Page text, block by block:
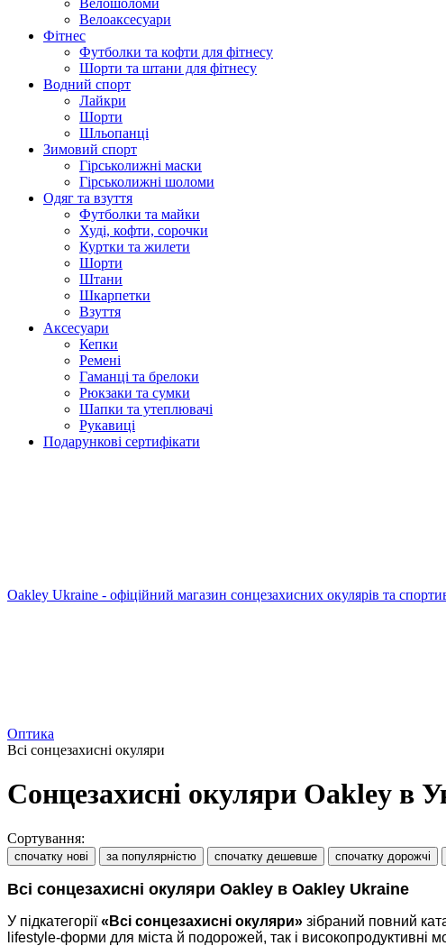
Велошоломи
Велоаксесуари
Фітнес
Футболки та кофти для фітнесу
Шорти та штани для фітнесу
Водний спорт
Лайкри
Шорти
Шльопанці
Зимовий спорт
Гірськолижні маски
Гірськолижні шоломи
Одяг та взуття
Футболки та майки
Худі, кофти, сорочки
Куртки та жилети
Шорти
Штани
Шкарпетки
Взуття
Аксесуари
Кепки
Ремені
Гаманці та брелоки
Рюкзаки та сумки
Шапки та утеплювачі
Рукавиці
Подарункові сертифікати
Oakley Ukraine - офіційний магазин сонцезахисних окулярів та
Оптика
Всі сонцезахисні окуляри
Сонцезахисні окуляри Oakley в
Сортування:
спочатку нові за популярністю спочатку дешевше спочатку дорожчі
Всі сонцезахисні окуляри Oakley в Oakley Ukraine
У підкатегорії«Всі сонцезахисні окуляри» зібраний повний
lifestyle-форми для міста й подорожей, так і високопродуктивні